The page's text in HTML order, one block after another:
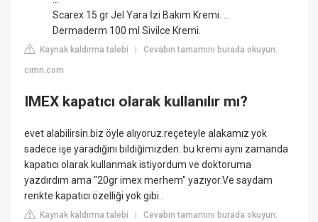
Scarex 15 gr Jel Yara İzi Bakım Kremi. ...
Dermaderm 100 ml Sivilce Kremi.
Kaynak kaldırma talebi |Cevabın tamamını burada okuyun:
cimri.com
IMEX kapatıcı olarak kullanılır mı?
evet alabilirsin.biz öyle alıyoruz.reçeteyle alakamız yok
sadece işe yaradığını bildiğimizden. bu kremi aynı zamanda
kapatıcı olarak kullanmak istiyordum ve doktoruma
yazdırdım ama "20gr imex merhem" yazıyor.Ve saydam
renkte kapatıcı özelliği yok gibi..
Kaynak kaldırma talebi |Cevabın tamamını burada okuyun: